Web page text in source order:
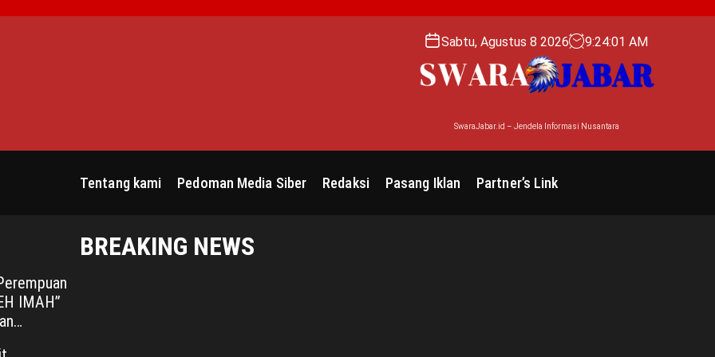
o
Sabtu, Agustus 8 2026 9:24:02 AM
SwaraJabar.id – Jendela Informasi Nusantara
Tentang kami Pedoman Media Siber Redaksi Pasang Iklan Partner’s Link
BREAKING NEWS
IMAH”